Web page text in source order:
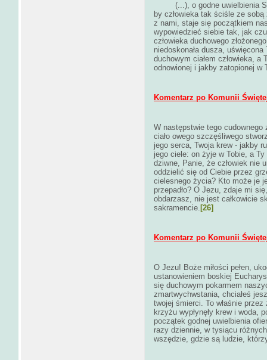
(...), o godne uwielbienia
by człowieka tak ściśle ze
z nami, staje się początkiem
wypowiedzieć siebie tak, jak
człowieka duchowego
niedoskonała dusza,
duchowym ciałem człowieka,
odnowionej i jakby zatopionej w
Komentarz po Komunii
W następstwie tego
ciało owego szczęśliwego
jego serca, Twoja krew - jakby
jego ciele: on żyje w Tobie, a
dziwne, Panie, że człowiek nie
oddzielić się od Ciebie przez
cielesnego życia? Kto może je
przepadło? O Jezu, zdaje mi
obdarzasz, nie jest całkowicie
sakramencie. [26]
Komentarz po Komunii
O Jezu! Boże miłości pełen,
ustanowieniem boskiej
się duchowym pokarmem
zmartwychwstania, chciałeś
twojej śmierci. To właśnie
krzyżu wypłynęły krew i woda,
początek godnej uwielbienia
razy dziennie, w tysiącu
wszędzie, gdzie są ludzie,